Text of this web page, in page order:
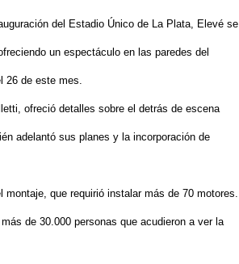
del Estadio Único de La Plata, Elevé se
un espectáculo en las paredes del
26 de este mes.
ofreció detalles sobre el detrás de escena
adelantó sus planes y la incorporación de
que requirió instalar más de 70 motores.
de 30.000 personas que acudieron a ver la